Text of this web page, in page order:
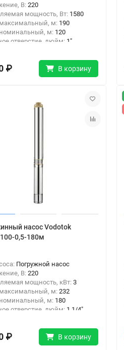
В: 220
мощность, Вт: 1580
м: 190
м: 120
отверстие, дюйм: 1"
₽ В корзину
насос Vodotok
0,5-180м
Погружной насос
В: 220
мощность, кВт: 3
м: 232
м: 180
отверстие, дюйм: 1 1/4"
₽ В корзину